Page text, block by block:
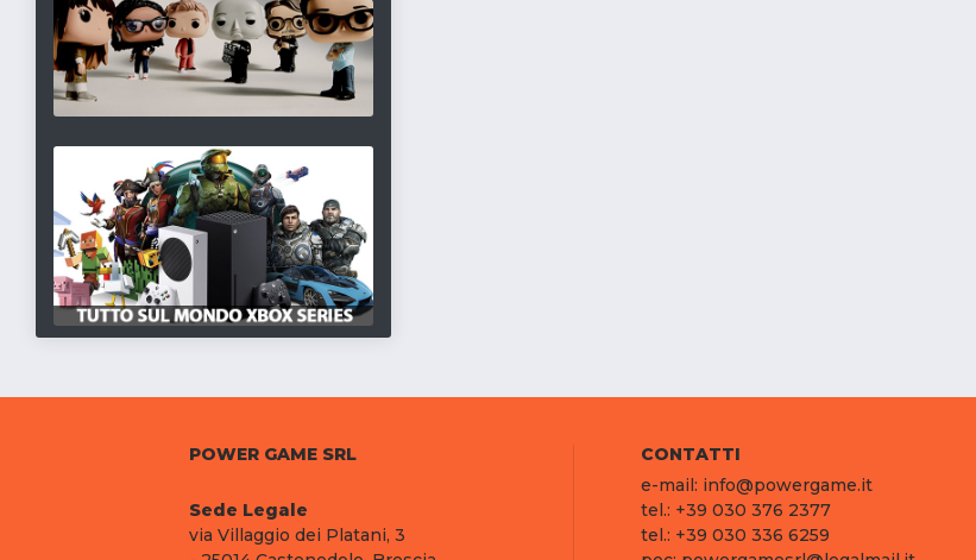
POWER GAME SRL
Sede Legale
via Villaggio dei Platani, 3
CONTATTI
e-mail: info@powergame.it
tel.: +39 030 376 2377
tel.: +39 030 336 6259